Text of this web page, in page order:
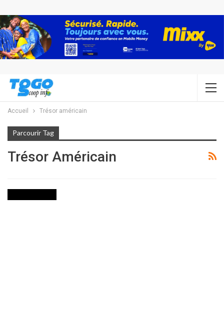
Accueil Trésor américain
Parcourir Tag
Trésor Américain